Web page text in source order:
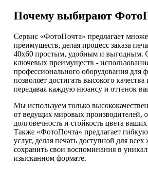
Почему выбирают
Сервис «ФотоПочта» предлагает
преимуществ, делая процесс заказа
40х60 простым, удобным и выгодным.
ключевых преимуществ -
профессионального оборудования для
позволяет достигать высокого
передавая каждую нюансу и оттенок
Мы используем только
от ведущих мировых производителей,
долговечность и стойкость цвета
Также «ФотоПочта» предлагает
услуг, делая печать доступной для
сохранить свои воспоминания в
изысканном формате.